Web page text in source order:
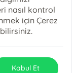
nasıl kontrol
için Çerez
Kabul Et